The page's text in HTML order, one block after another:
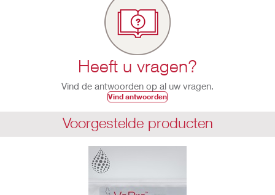
Heeft u vragen?
Vind de antwoorden op al uw vragen.
Vind antwoorden
Voorgestelde producten